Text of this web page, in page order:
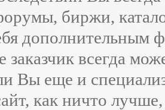
биржи,
дополнительным
заказчик всегда
Вы еще и
как ничто